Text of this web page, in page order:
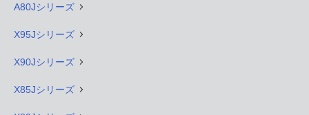
A80Jシリーズ
X95Jシリーズ
X90Jシリーズ
X85Jシリーズ